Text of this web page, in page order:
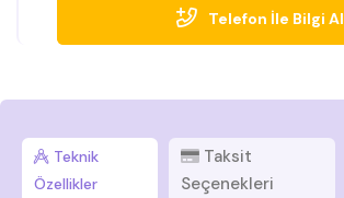
Telefon İle Bilgi Al
Teknik
Özellikler
Taksit
Seçenekleri